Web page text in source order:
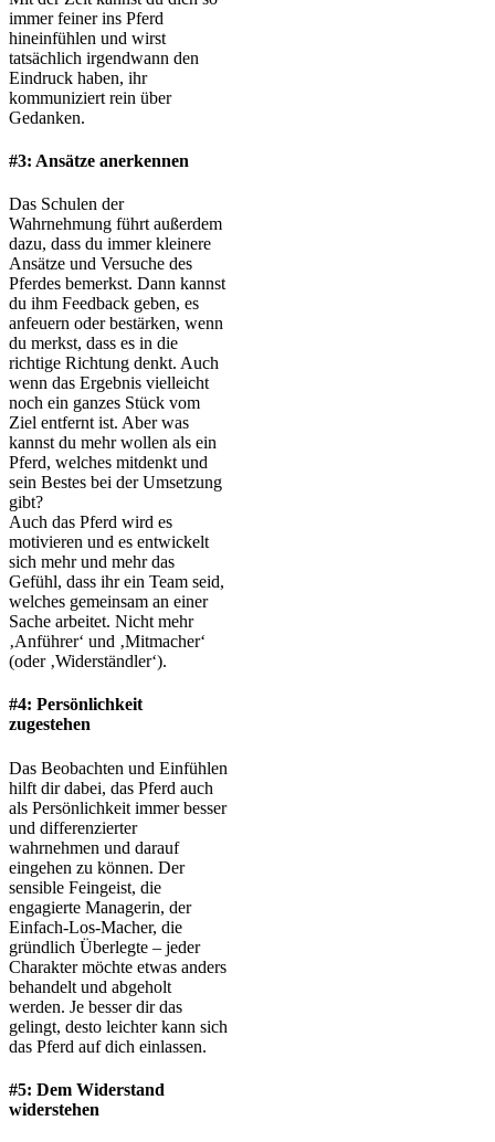
immer feiner ins Pferd
hineinfühlen und wirst
tatsächlich irgendwann den
Eindruck haben, ihr
kommuniziert rein über
Gedanken.
#3: Ansätze anerkennen
Das Schulen der
Wahrnehmung führt außerdem
dazu, dass du immer kleinere
Ansätze und Versuche des
Pferdes bemerkst. Dann kannst
du ihm Feedback geben, es
anfeuern oder bestärken, wenn
du merkst, dass es in die
richtige Richtung denkt. Auch
wenn das Ergebnis vielleicht
noch ein ganzes Stück vom
Ziel entfernt ist. Aber was
kannst du mehr wollen als ein
Pferd, welches mitdenkt und
sein Bestes bei der Umsetzung
gibt?
Auch das Pferd wird es
motivieren und es entwickelt
sich mehr und mehr das
Gefühl, dass ihr ein Team seid,
welches gemeinsam an einer
Sache arbeitet. Nicht mehr
‚Anführer‘ und ‚Mitmacher‘
(oder ‚Widerständler‘).
#4: Persönlichkeit
zugestehen
Das Beobachten und Einfühlen
hilft dir dabei, das Pferd auch
als Persönlichkeit immer besser
und differenzierter
wahrnehmen und darauf
eingehen zu können. Der
sensible Feingeist, die
engagierte Managerin, der
Einfach-Los-Macher, die
gründlich Überlegte – jeder
Charakter möchte etwas anders
behandelt und abgeholt
werden. Je besser dir das
gelingt, desto leichter kann sich
das Pferd auf dich einlassen.
#5: Dem Widerstand
widerstehen